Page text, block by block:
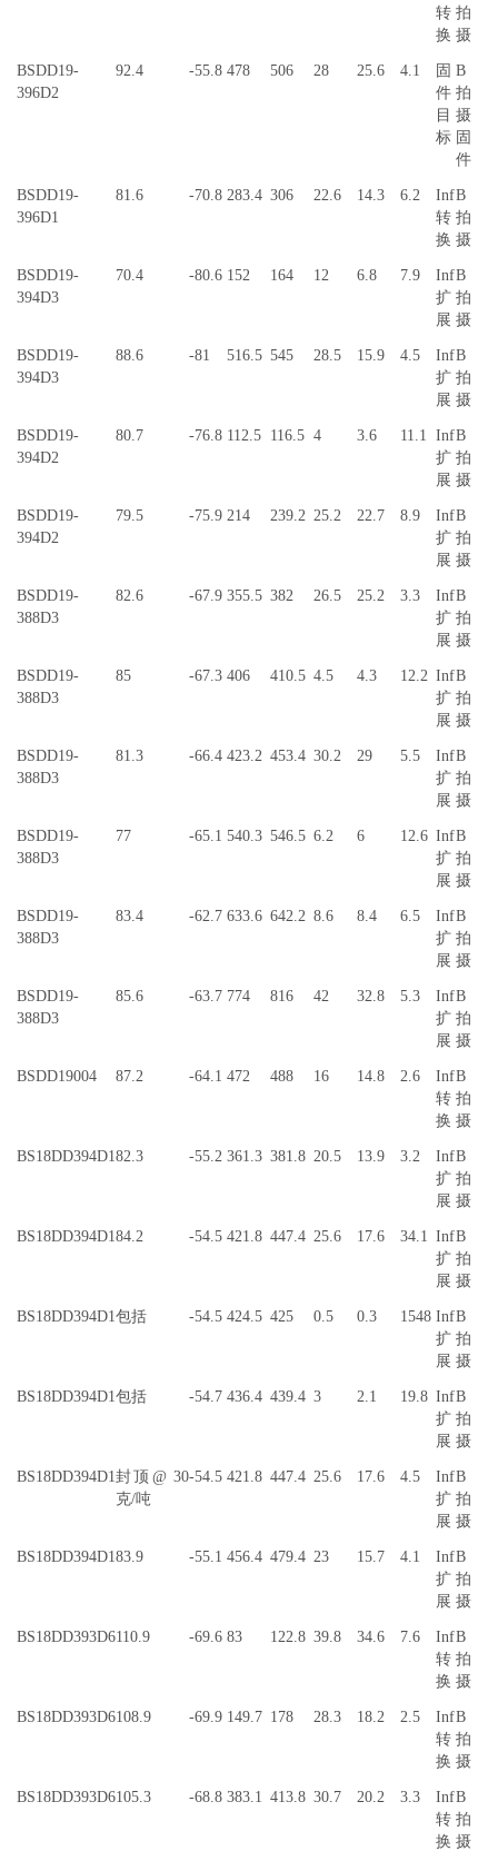
转
换
拍
摄
BSDD19-
396D2
92.4 -55.8 478 506 28 25.6 4.1
固
件
目
标
B
拍
摄
固
件
BSDD19-
396D1
81.6 -70.8 283.4 306 22.6 14.3 6.2
Inf
转
换
B
拍
摄
BSDD19-
394D3
70.4 -80.6 152 164 12 6.8 7.9
Inf
扩
展
B
拍
摄
BSDD19-
394D3
88.6 -81 516.5 545 28.5 15.9 4.5
Inf
扩
展
B
拍
摄
BSDD19-
394D2
80.7 -76.8 112.5 116.5 4 3.6 11.1
Inf
扩
展
B
拍
摄
BSDD19-
394D2
79.5 -75.9 214 239.2 25.2 22.7 8.9
Inf
扩
展
B
拍
摄
BSDD19-
388D3
82.6 -67.9 355.5 382 26.5 25.2 3.3
Inf
扩
展
B
拍
摄
BSDD19-
388D3
85 -67.3 406 410.5 4.5 4.3 12.2 Inf
扩
展
B
拍
摄
BSDD19-
388D3
81.3 -66.4 423.2 453.4 30.2 29 5.5
Inf
扩
展
B
拍
摄
BSDD19-
388D3
77 -65.1 540.3 546.5 6.2 6 12.6 Inf
扩
展
B
拍
摄
BSDD19-
388D3
83.4 -62.7 633.6 642.2 8.6 8.4 6.5
Inf
扩
展
B
拍
摄
BSDD19-
388D3
85.6 -63.7 774 816 42 32.8 5.3
Inf
扩
展
B
拍
摄
BSDD19004 87.2 -64.1 472 488 16 14.8 2.6
Inf
转
换
B
拍
摄
BS18DD394D182.3 -55.2 361.3 381.8 20.5 13.9 3.2
Inf
扩
展
B
拍
摄
BS18DD394D184.2 -54.5 421.8 447.4 25.6 17.6 34.1 Inf
扩
展
B
拍
摄
BS18DD394D1包括 -54.5 424.5 425 0.5 0.3 1548 Inf
扩
展
B
拍
摄
BS18DD394D1包括 -54.7 436.4 439.4 3 2.1 19.8 Inf
扩
展
B
拍
摄
BS18DD394D1封顶@ 30
克/吨
-54.5 421.8 447.4 25.6 17.6 4.5
Inf
扩
展
B
拍
摄
BS18DD394D183.9 -55.1 456.4 479.4 23 15.7 4.1
Inf
扩
展
B
拍
摄
BS18DD393D6110.9 -69.6 83 122.8 39.8 34.6 7.6
Inf
转
换
B
拍
摄
BS18DD393D6108.9 -69.9 149.7 178 28.3 18.2 2.5
Inf
转
换
B
拍
摄
BS18DD393D6105.3 -68.8 383.1 413.8 30.7 20.2 3.3
Inf
转
换
B
拍
摄